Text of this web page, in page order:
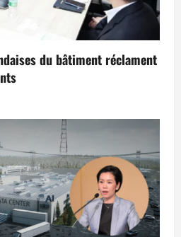
du bâtiment réclament